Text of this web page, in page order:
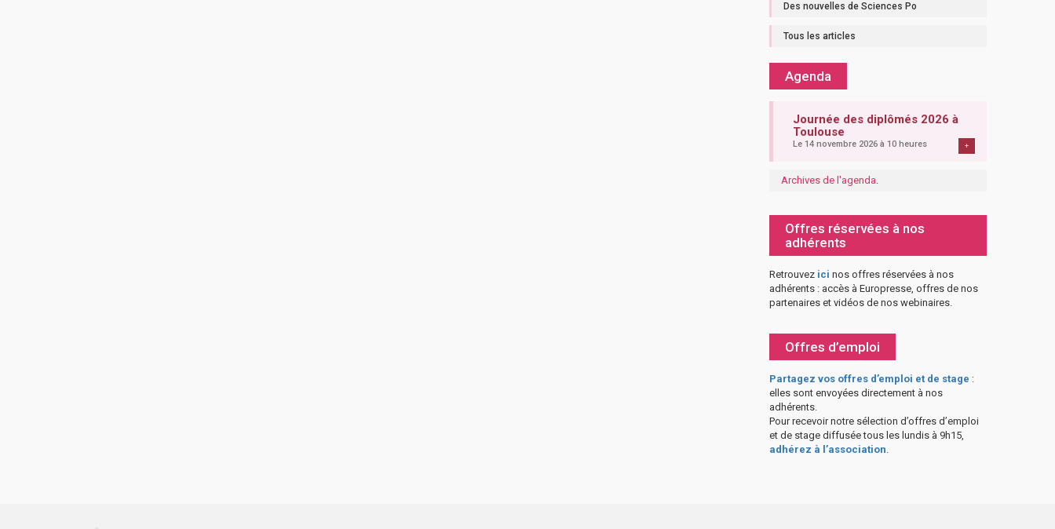
Des nouvelles de Sciences Po
Tous les articles
Agenda
Journée des diplômés 2026 à
Toulouse
Le 14 novembre 2026 à 10 heures +
Archives de l'agenda.
Offres réservées à nos
adhérents
Retrouvez ici nos offres réservées à nos
adhérents : accès à Europresse, offres de nos
partenaires et vidéos de nos webinaires.
Offres d’emploi
Partagez vos offres d’emploi et de stage :
elles sont envoyées directement à nos
adhérents.
Pour recevoir notre sélection d’offres d’emploi
et de stage diffusée tous les lundis à 9h15,
adhérez à l’association.